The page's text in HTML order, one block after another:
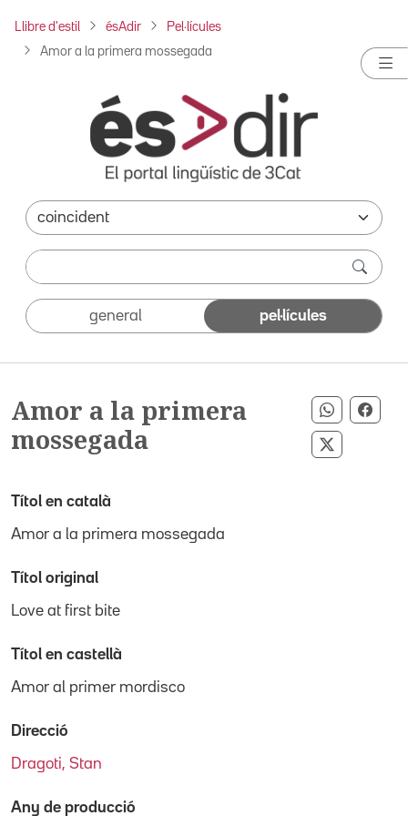
Llibre d'estil ésAdir Pel·lícules
Amor a la primera mossegada
general pel·lícules
Amor a la primera
mossegada
Compartir
Compartir
Títol en català
Amor a la primera mossegada
Títol original
Love at first bite
Títol en castellà
Amor al primer mordisco
Direcció
Dragoti, Stan
Any de producció